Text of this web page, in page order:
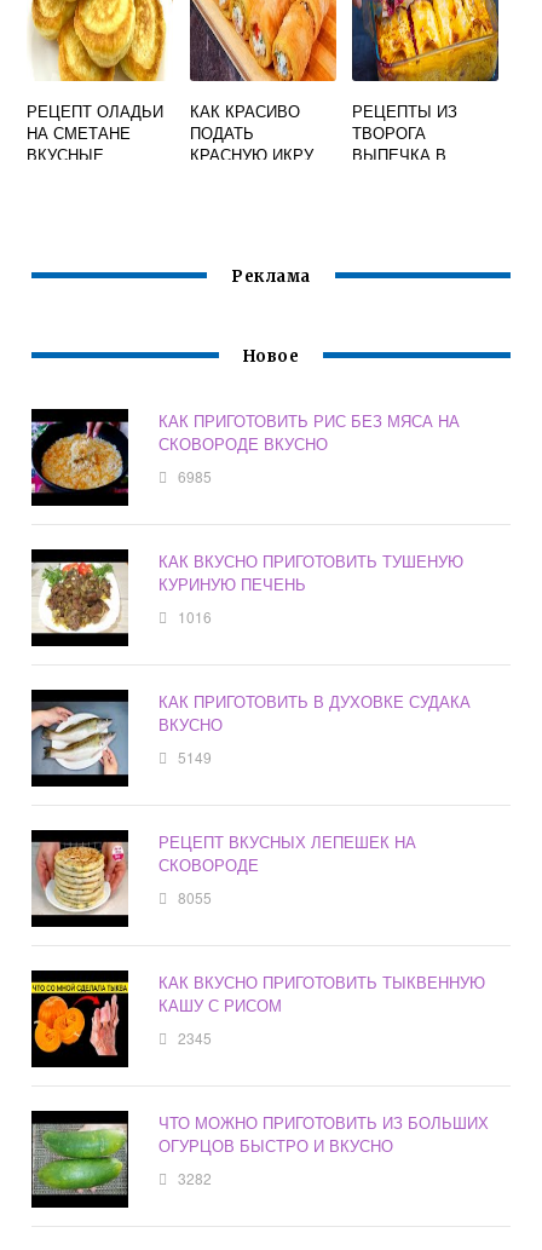
РЕЦЕПТ ОЛАДЬИ
НА СМЕТАНЕ
ВКУСНЫЕ
КАК КРАСИВО
ПОДАТЬ
КРАСНУЮ ИКРУ
РЕЦЕПТЫ ИЗ
ТВОРОГА
ВЫПЕЧКА В
Реклама
Новое
КАК ПРИГОТОВИТЬ РИС БЕЗ МЯСА НА
СКОВОРОДЕ ВКУСНО
6985
КАК ВКУСНО ПРИГОТОВИТЬ ТУШЕНУЮ
КУРИНУЮ ПЕЧЕНЬ
1016
КАК ПРИГОТОВИТЬ В ДУХОВКЕ СУДАКА
ВКУСНО
5149
РЕЦЕПТ ВКУСНЫХ ЛЕПЕШЕК НА
СКОВОРОДЕ
8055
КАК ВКУСНО ПРИГОТОВИТЬ ТЫКВЕННУЮ
КАШУ С РИСОМ
2345
ЧТО МОЖНО ПРИГОТОВИТЬ ИЗ БОЛЬШИХ
ОГУРЦОВ БЫСТРО И ВКУСНО
3282